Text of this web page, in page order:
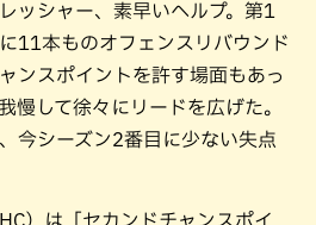
ッシャー、素早いヘルプ。第1
11本ものオフェンスリバウンド
ンスポイントを許す場面もあっ
慢して徐々にリードを広げた。
今シーズン2番目に少ない失点
）は「セカンドチャンスポイ